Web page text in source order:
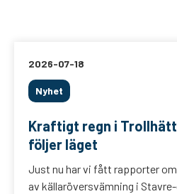
2026-07-18
Nyhet
Kraftigt regn i
följer läget
Just nu har vi fått rapporter
av källaröversvämning i